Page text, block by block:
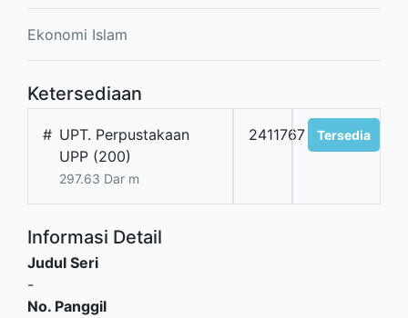
Ekonomi Islam
Ketersediaan
# UPT. Perpustakaan
UPP (200)
297.63 Dar m
2411767 Tersedia
Informasi Detail
Judul Seri
-
No. Panggil